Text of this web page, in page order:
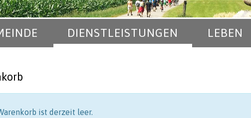
DIENSTLEISTUNGEN LEBEN
ist derzeit leer.